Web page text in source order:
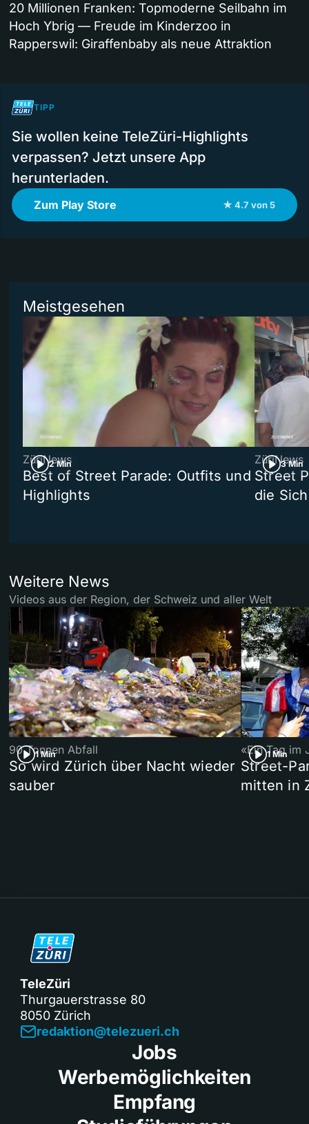
20 Millionen Franken: Topmoderne Seilbahn im
Hoch Ybrig — Freude im Kinderzoo in
Rapperswil: Giraffenbaby als neue Attraktion
TIPP
Sie wollen keine TeleZüri-Highlights
verpassen? Jetzt unsere App
herunterladen.
Zum Play Store ★ 4.7 von 5
Meistgesehen
2 Min
ZüriNews
Best of Street Parade: Outfits und
Highlights
3 Min
ZüriNews
Street
die
Weitere News
Videos aus der Region, der Schweiz und aller Welt
1 Min
90 Tonnen Abfall
So wird Zürich über Nacht wieder
sauber
1 Min
«Ein Tag im
Street-
mitten in
TeleZüri
Thurgauerstrasse 80
8050 Zürich
redaktion@telezueri.ch
Jobs
Werbemöglichkeiten
Empfang